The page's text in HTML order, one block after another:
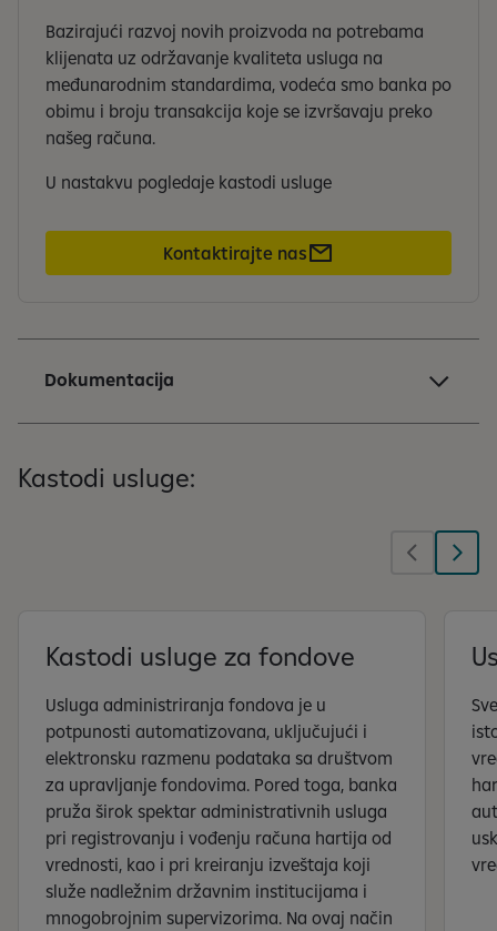
Bazirajući razvoj novih proizvoda na potrebama
klijenata uz održavanje kvaliteta usluga na
međunarodnim standardima, vodeća smo banka po
obimu i broju transakcija koje se izvršavaju preko
našeg računa.
U nastakvu pogledaje kastodi usluge
Kontaktirajte nas
Dokumentacija
Kastodi usluge:
Kastodi usluge za fondove
Usluga administriranja fondova je u
potpunosti automatizovana, uključujući i
elektronsku razmenu podataka sa društvom
za upravljanje fondovima. Pored toga, banka
pruža širok spektar administrativnih usluga
pri registrovanju i vođenju računa hartija od
vrednosti, kao i pri kreiranju izveštaja koji
služe nadležnim državnim institucijama i
mnogobrojnim supervizorima. Na ovaj način